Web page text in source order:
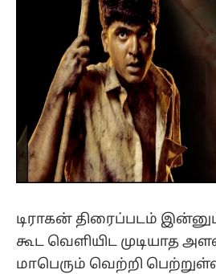
டிராகன் திரைப்படம் இன்னும்
கூட வெளியிட முடியாத
மாபெரும் வெற்றி